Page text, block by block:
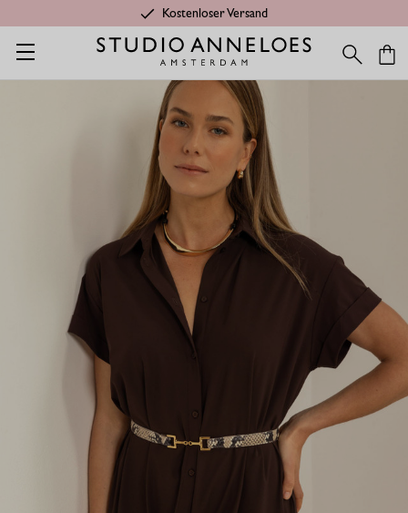
Kostenloser Versand
Startseite Seasonal Essentials Louni bluse kleid - espresso